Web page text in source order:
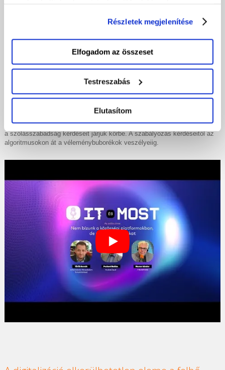
nyomva csak a szükséges sütik tárolását fogadja el.
Részletek megjelenítése
Elfogadom az összeset
Testreszabás
Elutasítom
Nem bízunk a közösségi platformokban… de
AzArubaCloudpodcastsorozatának második adásában a social media és
a szólásszabadság kérdéseit járjuk körbe. A szabályozás kérdéseitől az
algoritmusokon át a véleménybuborékok veszélyeiig.